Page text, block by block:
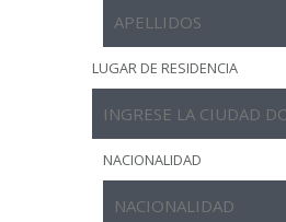
LUGAR DE RESIDENCIA
NACIONALIDAD